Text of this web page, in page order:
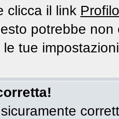
clicca il link Profilo
potrebbe
tue